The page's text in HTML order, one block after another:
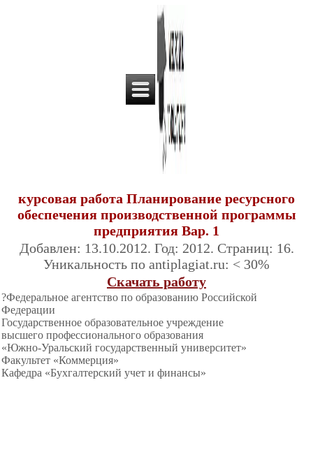
курсовая работа Планирование ресурсного
обеспечения производственной программы
предприятия Вар. 1
Добавлен: 13.10.2012. Год: 2012. Страниц: 16.
Уникальность по antiplagiat.ru: < 30%
Скачать работу
?Федеральное агентство по образованию Российской
Федерации
Государственное образовательное учреждение
высшего профессионального образования
«Южно-Уральский государственный университет»
Факультет «Коммерция»
Кафедра «Бухгалтерский учет и финансы»